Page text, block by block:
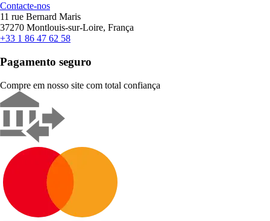
Contacte-nos
11 rue Bernard Maris
37270 Montlouis-sur-Loire, França
+33 1 86 47 62 58
Pagamento seguro
Compre em nosso site com total confiança